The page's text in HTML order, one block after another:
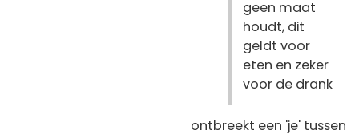
geen maat
houdt, dit
geldt voor
eten en zeker
voor de drank
ontbreekt een 'je' tussen